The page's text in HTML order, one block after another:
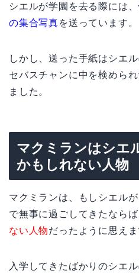
シエルが学園を去る際には
の集合写真を送っています。
しかし、送った手紙はシエ
セバスチャンに中を検めら
ました。
マクミランはシエ
かもしれない人物
マクミランは、もしシエル
で無事に過ごしてきたなら
ない人物だったように思えま
入学してきたばかりのシエ